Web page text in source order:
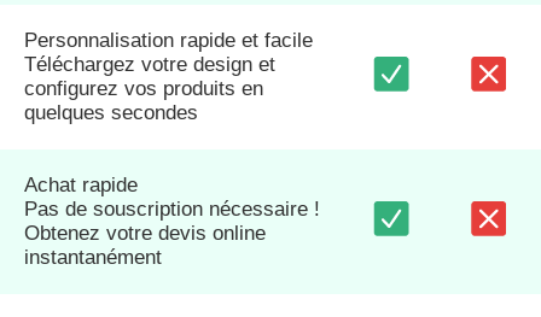
Personnalisation rapide et facile
Téléchargez votre design et
configurez vos produits en
quelques secondes
Achat rapide
Pas de souscription nécessaire !
Obtenez votre devis online
instantanément